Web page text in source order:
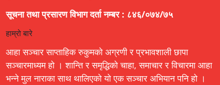
सूचना तथा प्रसारण विभाग दर्ता नम्बर : ८४६/०७४/७५
हाम्रो बारे
आहा सञ्चार साप्ताहिक रुकुमको अग्रणी र प्रभावशाली छापा
सञ्चारमाध्यम हो । शान्ति र समृद्धिको चाहा, समाचार र विचारमा आहा
भन्ने मुल नाराका साथ थालिएको यो एक सञ्चार अभियान पनि हो ।